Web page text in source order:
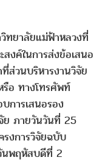
ทยาลัยแม่ฟ้าหลวงที่
งค์ในการส่งข้อเสนอ
ส่วนบริหารงานวิจัย
อ ทางโทรศัพท์
การเสนอรอง
ย ภายวันวันที่ 25
งการวิจัยฉบับ
นพฤหัสบดีที่ 2